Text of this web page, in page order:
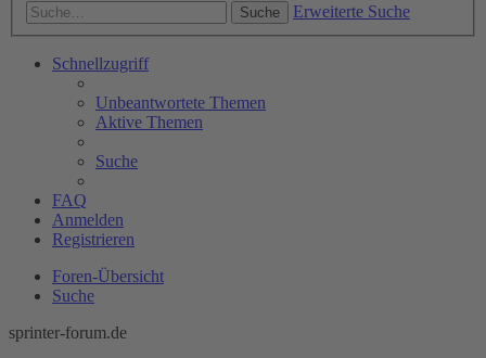
Suche Erweiterte Suche
Schnellzugriff
Unbeantwortete Themen
Aktive Themen
Suche
FAQ
Anmelden
Registrieren
Foren-Übersicht
Suche
sprinter-forum.de